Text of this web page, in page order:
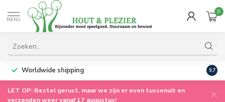
MENU
0
Worldwide shipping 9.7
LET OP: Bestel gerust, maar we zijn er even tussenuit en
verzenden weer vanaf 17 augustus!